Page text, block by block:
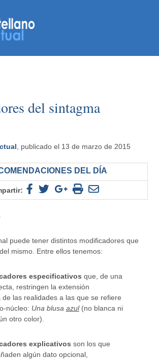
del sintagma
, publicado el 13 de marzo de 2015
DEL DÍA
puede tener distintos modificadores que
mismo. Entre ellos tenemos:
especificativos que, de una
restringen la extensión
de las realidades a las que se refiere
núcleo: Una blusa azul(no blanca ni
otro color).
explicativos son los que
algún dato opcional,